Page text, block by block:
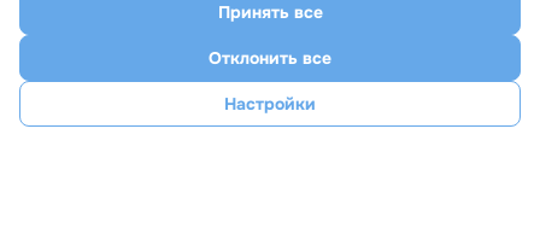
Все права защищены © 2013 – 2026 Farmacie.md
Скачайте наше приложение
Настройки cookie
Принять все
Отклонить все
Настройки